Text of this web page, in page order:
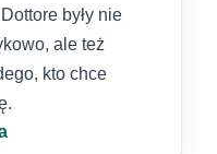
były nie
ale też
kto chce